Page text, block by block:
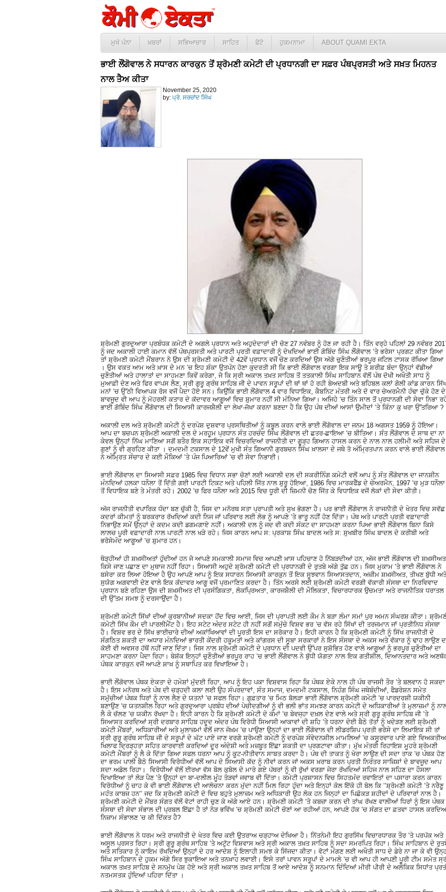
ਮੁਖੱ ਪੰਨਾ ਖ਼ਬਰਾਂ ਸਭਿਆਚਾਰ ਸਾਹਿਤ ਫੋਟੋ ਹੁਕਮਨਾਮਾ ABOUT QUAMI EKTA
ਭਾਈ ਲੌਂਗੋਵਾਲ ਨੇ ਸਧਾਰਨ ਕਾਰਕੁਨ ਤੋਂ ਸ਼੍ਰੋਮਣੀ ਕਮੇਟੀ ਦੀ ਪ੍ਰਧਾਨਗੀ ਦਾ ਸਫ਼ਰ ਪੰਥਪ੍ਰਸਤੀ ਅਤੇ ਸਖ਼ਤ ਮਿਹਨਤ
ਨਾਲ ਤੈਅ ਕੀਤਾ
November 25, 2020
by: ਪ੍ਰੋ. ਸਰਚਾਂਦ ਸਿੰਘ
ਸ਼੍ਰੋਮਣੀ ਗੁਰਦੁਆਰਾ ਪ੍ਰਬੰਧਕ ਕਮੇਟੀ ਦੇ ਅਗਲੇ ਪ੍ਰਧਾਨ ਅਤੇ ਅਹੁਦੇਦਾਰਾਂ ਦੀ ਚੋਣ 27 ਨਵੰਬਰ ਨੂੰ ਹੋਣ ਜਾ ਰਹੀ ਹੈ। ਤਿੰਨ ਵਰ੍ਹੇ ਪਹਿਲਾਂ 29 ਨਵੰਬਰ
ਨੂੰ ਜਦ ਅਕਾਲੀ ਹਾਈ ਕਮਾਨ ਵੱਲੋਂ ਪੰਥਪ੍ਰਸਤੀ ਅਤੇ ਪਾਰਟੀ ਪ੍ਰਤੀ ਵਫ਼ਾਦਾਰੀ ਨੂੰ ਦੇਖਦਿਆਂ ਭਾਈ ਗੋਬਿੰਦ ਸਿੰਘ ਲੌਂਗੋਵਾਲ ’ਤੇ ਭਰੋਸਾ ਪ੍ਰਗਟ ਕੀਤਾ ਗਿਆ
ਤਾਂ ਸ਼੍ਰੋਮਣੀ ਕਮੇਟੀ ਮੈਂਬਰਾਨ ਨੇ ਉਸ ਦੀ ਸ਼੍ਰੋਮਣੀ ਕਮੇਟੀ ਦੇ 42ਵੇਂ ਪ੍ਰਧਾਨ ਵਜੋਂ ਚੋਣ ਕਰਦਿਆਂ ਉਸ ਅੱਗੇ ਚੁਣੌਤੀਆਂ ਭਰਪੂਰ ਜਟਿਲ ਟਾਸਕ ਰੱਖਿਆ ਗਿਆ
। ਉਸ ਵਕਤ ਆਮ ਅਤੇ ਖ਼ਾਸ ਦੇ ਮਨ ’ਚ ਇਹ ਸ਼ੰਕਾ ਉਤਪੰਨ ਹੋਣਾ ਕੁਦਰਤੀ ਸੀ ਕਿ ਭਾਈ ਲੌਂਗੋਵਾਲ ਵਰਗਾ ਇਕ ਸਾਊ ਤੇ ਸ਼ਰੀਫ਼ ਬੰਦਾ ਉਨ੍ਹਾਂ ਵੱਡੀਆਂ
ਚੁਣੌਤੀਆਂ ਅਤੇ ਹਾਲਾਤਾਂ ਦਾ ਸਾਹਮਣਾ ਕਿਵੇਂ ਕਰੇਗਾ, ਜੋ ਕਿ ਸ੍ਰੀ ਅਕਾਲ ਤਖ਼ਤ ਸਾਹਿਬ ਤੋਂ ਤਤਕਾਲੀ ਸਿੰਘ ਸਾਹਿਬਾਨ ਵੱਲੋਂ ਪੰਥ ਦੋਖੀ ਅਖੌਤੀ ਸਾਧ ਨੂੰ
ਮੁਆਫ਼ੀ ਦੇਣ ਅਤੇ ਫਿਰ ਵਾਪਸ ਲੈਣ, ਸ੍ਰੀ ਗੁਰੂ ਗ੍ਰੰਥ ਸਾਹਿਬ ਜੀ ਦੇ ਪਾਵਨ ਸਰੂਪਾਂ ਦੀ ਥਾਂ ਥਾਂ ਹੋ ਰਹੀ ਬੇਅਦਬੀ ਅਤੇ ਬਹਿਬਲ ਕਲਾਂ ਗੋਲੀ ਕਾਂਡ ਕਾਰਨ
ਮਨਾਂ ’ਚ ਉੱਠੀ ਵਿਆਪਕ ਰੋਸ ਵਜੋਂ ਪੈਦਾ ਹੋਏ ਸਨ। ਕਿਉਂਕਿ ਭਾਈ ਲੌਂਗੋਵਾਲ 4 ਵਾਰ ਵਿਧਾਇਕ, ਕੈਬਨਿਟ ਮੰਤਰੀ ਅਤੇ ਦੋ ਵਾਰ ਚੇਅਰਮੈਨੀ ਹੰਢਾ ਚੁੱਕੇ ਹੋਣ ਦੇ
ਬਾਵਜੂਦ ਵੀ ਆਪ ਨੂੰ ਮੋਹਰਲੀ ਕਤਾਰ ਦੇ ਕੱਦਾਵਰ ਆਗੂਆਂ ਵਿਚ ਸ਼ੁਮਾਰ ਨਹੀਂ ਸੀ ਮੰਨਿਆ ਗਿਆ। ਅਜਿਹੇ ’ਚ ਤਿੰਨ ਸਾਲ ਤੋਂ ਪ੍ਰਧਾਨਗੀ ਦੀ ਸੇਵਾ ਨਿਭਾ
ਭਾਈ ਗੋਬਿੰਦ ਸਿੰਘ ਲੌਂਗੋਵਾਲ ਦੀ ਸਿਆਸੀ ਕਾਰਜਸ਼ੈਲੀ ਦਾ ਲੇਖਾ-ਜੋਖਾ ਕਰਨਾ ਬਣਦਾ ਹੈ ਕਿ ਉਹ ਪੰਥ ਦੀਆਂ ਆਸਾਂ ਉਮੀਦਾਂ ’ਤੇ ਕਿੰਨਾ ਕੁ ਖਰਾ ਉੱਤਰਿਆ ?
ਅਕਾਲੀ ਦਲ ਅਤੇ ਸ਼੍ਰੋਮਣੀ ਕਮੇਟੀ ਨੂੰ ਦਰਪੇਸ਼ ਦੁਸ਼ਵਾਰ ਪ੍ਰਸਥਿਤੀਆਂ ਨੂੰ ਕਬੂਲ ਕਰਨ ਵਾਲੇ ਭਾਈ ਲੌਂਗੋਵਾਲ ਦਾ ਜਨਮ 18 ਅਗਸਤ 1959 ਨੂੰ ਹੋਇਆ।
ਆਪ ਦਾ ਬਚਪਨ ਸ਼੍ਰੋਮਣੀ ਅਕਾਲੀ ਦਲ ਦੇ ਮਰਹੂਮ ਪ੍ਰਧਾਨ ਸੰਤ ਹਰਚੰਦ ਸਿੰਘ ਲੌਂਗੋਵਾਲ ਦੀ ਛਤਰ-ਛਾਇਆ ’ਚ ਬੀਤਿਆ। ਸੰਤ ਲੌਂਗੋਵਾਲ ਦੇ ਸਾਥ ਦਾ ਨਾ
ਕੇਵਲ ਉਨ੍ਹਾਂ ਨਿੱਘ ਮਾਣਿਆ ਸਗੋਂ ਬਤੌਰ ਇਕ ਸਹਾਇਕ ਵਜੋਂ ਵਿਚਰਦਿਆਂ ਰਾਜਨੀਤੀ ਦਾ ਗੂੜ੍ਹ ਗਿਆਨ ਹਾਸਲ ਕਰਨ ਦੇ ਨਾਲ ਨਾਲ ਹਲੀਮੀ ਅਤੇ ਸਹਿਜ ਦੇ
ਗੁਣਾਂ ਨੂੰ ਵੀ ਗ੍ਰਹਿਣ ਕੀਤਾ । ਦਮਦਮੀ ਟਕਸਾਲ ਦੇ 12ਵੇਂ ਮੁਖੀ ਸੰਤ ਗਿਆਨੀ ਗੁਰਬਚਨ ਸਿੰਘ ਖ਼ਾਲਸਾ ਦੇ ਜਥੇ ਤੋ ਅੰਮ੍ਰਿਤਪਾਨ ਕਰਨ ਵਾਲੇ ਭਾਈ ਲੌਂਗੋਵਾਲ
ਨੇ ਅੰਮ੍ਰਿਤ ਸੰਚਾਰ ਦੇ ਕਈ ਮੌਕਿਆਂ ’ਤੇ ਪੰਜ ਪਿਆਰਿਆਂ ’ਚ ਵੀ ਸੇਵਾ ਨਿਭਾਈ।
ਭਾਈ ਲੌਂਗੋਵਾਲ ਦਾ ਸਿਆਸੀ ਸਫ਼ਰ 1985 ਵਿਚ ਵਿਧਾਨ ਸਭਾ ਚੋਣਾਂ ਲਈ ਅਕਾਲੀ ਦਲ ਦੀ ਸਕਰੀਨਿੰਗ ਕਮੇਟੀ ਵਲੋਂ ਆਪ ਨੂੰ ਸੰਤ ਲੌਂਗੋਵਾਲ ਦਾ ਜਾਨਸ਼ੀਨ
ਮੰਨਦਿਆਂ ਹਲਕਾ ਧਨੌਲਾ ਤੋਂ ਦਿੱਤੀ ਗਈ ਪਾਰਟੀ ਟਿਕਟ ਅਤੇ ਪਹਿਲੀ ਜਿੱਤ ਨਾਲ ਸ਼ੁਰੂ ਹੋਇਆ, 1986 ਵਿਚ ਮਾਰਕਫੈੱਡ ਦੇ ਚੇਅਰਮੈਨ, 1997 ’ਚ ਮੁੜ ਧਨੌਲਾ
ਤੋਂ ਵਿਧਾਇਕ ਬਣੇ ਤੇ ਮੰਤਰੀ ਰਹੇ। 2002 ’ਚ ਫਿਰ ਧਨੌਲਾ ਅਤੇ 2015 ਵਿਚ ਧੂਰੀ ਦੀ ਜ਼ਿਮਨੀ ਚੋਣ ਜਿੱਤ ਕੇ ਵਿਧਾਇਕ ਵਜੋਂ ਲੋਕਾਂ ਦੀ ਸੇਵਾ ਕੀਤੀ।
ਅੱਜ ਰਾਜਨੀਤੀ ਵਪਾਰਿਕ ਧੰਦਾ ਬਣ ਚੁੱਕੀ ਹੈ, ਜਿਸ ਦਾ ਮਨੋਰਥ ਸਤਾ ਪ੍ਰਾਪਤੀ ਅਤੇ ਸੁਖ ਭੋਗਣਾ ਹੈ। ਪਰ ਭਾਈ ਲੌਂਗੋਵਾਲ ਨੇ ਰਾਜਨੀਤੀ ਦੇ ਖੇਤਰ ਵਿਚ ਸਵੱਛ
ਕਦਰਾਂ ਕੀਮਤਾਂ ਨੂੰ ਬਰਕਰਾਰ ਰੱਖਦਿਆਂ ਕਦੀ ਨਿਜ ਜਾਂ ਪਰਿਵਾਰ ਲਈ ਲੋਭ ਨੂੰ ਆਪਣੇ ’ਤੇ ਭਾਰੂ ਨਹੀਂ ਹੋਣ ਦਿੱਤਾ। ਪੰਥ ਅਤੇ ਪਾਰਟੀ ਪ੍ਰਤੀ ਵਫ਼ਾਦਾਰੀ
ਨਿਭਾਉਣ ਸਮੇਂ ਉਨ੍ਹਾਂ ਦੇ ਕਦਮ ਕਦੀ ਡਗਮਗਾਏ ਨਹੀਂ। ਅਕਾਲੀ ਦਲ ਨੂੰ ਜਦ ਵੀ ਕਦੀ ਸੰਕਟ ਦਾ ਸਾਹਮਣਾ ਕਰਨਾ ਪਿਆ ਭਾਈ ਲੌਂਗੋਵਾਲ ਬਿਨਾ ਕਿਸੇ
ਲਾਲਚ ਪੂਰੀ ਵਫ਼ਾਦਾਰੀ ਨਾਲ ਪਾਰਟੀ ਨਾਲ ਖੜੇ ਰਹੇ। ਜਿਸ ਕਾਰਨ ਆਪ ਸ: ਪ੍ਰਕਾਸ਼ ਸਿੰਘ ਬਾਦਲ ਅਤੇ ਸ: ਸੁਖਬੀਰ ਸਿੰਘ ਬਾਦਲ ਦੇ ਕਰੀਬੀ ਅਤੇ
ਭਰੋਸੇਮੰਦ ਆਗੂਆਂ ’ਚ ਸ਼ੁਮਾਰ ਹਨ।
ਥੋੜ੍ਹੀਆਂ ਹੀ ਸ਼ਖ਼ਸੀਅਤਾਂ ਹੁੰਦੀਆਂ ਹਨ ਜੋ ਆਪਣੇ ਸਮਕਾਲੀ ਸਮਾਜ ਵਿਚ ਆਪਣੀ ਖ਼ਾਸ ਪਹਿਚਾਣ ਹੋ ਨਿੱਬੜਦੀਆਂ ਹਨ, ਅੱਜ ਭਾਈ ਲੌਂਗੋਵਾਲ ਦੀ ਸ਼ਖ਼ਸੀਅਤ
ਕਿਸੇ ਜਾਣ ਪਛਾਣ ਦਾ ਮੁਥਾਜ ਨਹੀਂ ਰਿਹਾ। ਸਿਆਸੀ ਅਹੁਦੇ ਸ਼੍ਰੋਮਣੀ ਕਮੇਟੀ ਦੀ ਪ੍ਰਧਾਨਗੀ ਦੇ ਰੁਤਬੇ ਅੱਗੇ ਤੁੱਛ ਹਨ। ਜਿਸ ਮੁਕਾਮ ’ਤੇ ਭਾਈ ਲੌਂਗੋਵਾਲ ਨੇ
ਬਸੇਰਾ ਕਰ ਲਿਆ ਹੋਇਆ ਹੈ ਉਹ ਆਪਣੇ ਆਪ ਨੂੰ ਇਕ ਸਧਾਰਨ ਸਿਆਸੀ ਕਾਰਕੁਨ ਤੋਂ ਇਕ ਸੂਝਵਾਨ ਸਿਆਸਤਦਾਨ, ਅਜ਼ੀਮ ਸ਼ਖ਼ਸੀਅਤ, ਤੀਖਣ ਬੁੱਧੀ
ਸੁਯੋਗ ਅਗਵਾਈ ਦੇਣ ਵਾਲੇ ਇਕ ਕੱਦਾਵਰ ਆਗੂ ਵਜੋਂ ਪ੍ਰਮਾਣਿਤ ਕਰਦਾ ਹੈ। ਤਿੰਨ ਅਰਸੇ ਲਈ ਸ਼੍ਰੋਮਣੀ ਕਮੇਟੀ ਵਰਗੀ ਵੱਕਾਰੀ ਸੰਸਥਾ ਦਾ ਨਿਰਵਿਵਾਦ
ਪ੍ਰਧਾਨ ਬਣੇ ਰਹਿਣਾ ਉਸ ਦੀ ਸ਼ਖ਼ਸੀਅਤ ਦੀ ਪ੍ਰਸੰਗਿਕਤਾ, ਲੋਕਪ੍ਰਿਅਤਾ, ਕਾਰਜਸ਼ੈਲੀ ਦੀ ਮੌਲਿਕਤਾ, ਵਿਚਾਰਧਾਰਕ ਉਚਮਤਾ ਅਤੇ ਰਾਜਨੀਤਿਕ ਧਰਾਤਲ
ਦੀ ਉੱਤਮ ਸਮਝ ਨੂੰ ਦਰਸਾਉਂਦਾ ਹੈ।
ਸ਼੍ਰੋਮਣੀ ਕਮੇਟੀ ਸਿੱਖਾਂ ਦੀਆਂ ਕੁਰਬਾਨੀਆਂ ਸਦਕਾ ਹੋਂਦ ਵਿਚ ਆਈ, ਜਿਸ ਦੀ ਪ੍ਰਾਪਤੀ ਲਈ ਕੌਮ ਨੇ ਬੜਾ ਲੰਮਾ ਸਮਾਂ ਪੁਰ ਅਮਨ ਸੰਘਰਸ਼ ਕੀਤਾ।
ਕਮੇਟੀ ਸਿੱਖ ਕੌਮ ਦੀ ਪਾਰਲੀਮੈਂਟ ਹੈ। ਇਹ ਸਟੇਟ ਅੰਦਰ ਸਟੇਟ ਹੀ ਨਹੀਂ ਸਗੋਂ ਸਮੁੱਚੇ ਵਿਸ਼ਵ ਭਰ ’ਚ ਵੱਸ ਰਹੇ ਸਿੱਖਾਂ ਦੀ ਤਰਜਮਾਨ ਜਾਂ ਪ੍ਰਤੀਨਿਧ ਸੰਸਥਾ
ਹੈ। ਵਿਸ਼ਵ ਭਰ ਦੇ ਸਿੱਖ ਭਾਈਚਾਰੇ ਦੀਆਂ ਅਕਾਂਖਿਆਵਾਂ ਦੀ ਪੂਰਤੀ ਇਸ ਦਾ ਸਰੋਕਾਰ ਹੈ। ਇਹੀ ਕਾਰਨ ਹੈ ਕਿ ਸ਼੍ਰੋਮਣੀ ਕਮੇਟੀ ਨੂੰ ਸਿੱਖ ਰਾਜਨੀਤੀ ਦੇ
ਸੰਗਠਿਤ ਸ਼ਕਤੀ ਦਾ ਅਧਾਰ ਮੰਨਦਿਆਂ ਭਾਰਤੀ ਕੇਂਦਰੀ ਹਕੂਮਤਾਂ ਅਤੇ ਕਾਂਗਰਸ ਦੀ ਸੂਬਾ ਸਰਕਾਰਾਂ ਨੇ ਇਸ ਸੰਸਥਾ ਦੇ ਅਕਸ ਅਤੇ ਵੱਕਾਰ ਨੂੰ ਢਾਹ ਲਾਉਣ
ਕੋਈ ਵੀ ਅਵਸਰ ਹੱਥੋਂ ਨਹੀਂ ਜਾਣ ਦਿੱਤਾ। ਜਿਸ ਨਾਲ ਸ਼੍ਰੋਮਣੀ ਕਮੇਟੀ ਦੇ ਪ੍ਰਧਾਨ ਦੀ ਪਦਵੀ ਉੱਪਰ ਸੁਸ਼ੋਭਿਤ ਹੋਣ ਵਾਲੇ ਆਗੂਆਂ ਨੂੰ ਭਰਪੂਰ ਚੁਣੌਤੀਆਂ ਦਾ
ਸਾਹਮਣਾ ਕਰਨਾ ਪੈਦਾ ਰਿਹਾ। ਬੇਸ਼ੱਕ ਇਨ੍ਹਾਂ ਚੁਣੌਤੀਆਂ ਭਰਪੂਰ ਰਾਹ ’ਚ ਭਾਈ ਲੌਂਗੋਵਾਲ ਨੇ ਬੁੱਧੀ ਯੋਗਤਾ ਨਾਲ ਇਕ ਗਤੀਸ਼ੀਲ, ਦਿਆਨਤਦਾਰ ਅਤੇ
ਪੰਥਕ ਕਾਰਕੁਨ ਵਜੋਂ ਆਪਣੇ ਸ਼ਾਖ਼ ਨੂੰ ਸਥਾਪਿਤ ਕਰ ਵਿਖਾਇਆ ਹੈ।
ਭਾਈ ਲੌਂਗੋਵਾਲ ਪੰਥਕ ਏਕਤਾ ਦੇ ਹਮੇਸ਼ਾਂ ਮੁੱਦਈ ਰਿਹਾ, ਆਪ ਨੂੰ ਇਹ ਪਕਾ ਵਿਸ਼ਵਾਸ ਰਿਹਾ ਕਿ ਪੰਥਕ ਏਕੇ ਨਾਲ ਹੀ ਪੰਥ ਰਾਜਸੀ ਤੌਰ ’ਤੇ ਬਲਵਾਨ ਹੋ ਸਕਦਾ
ਹੈ। ਇਸ ਮਨੋਰਥ ਅਤੇ ਪੰਥ ਦੀ ਚੜ੍ਹਦੀ ਕਲਾ ਲਈ ਉਹ ਸੰਪਰਦਾਵਾਂ, ਸੰਤ ਸਮਾਜ, ਦਮਦਮੀ ਟਕਸਾਲ, ਨਿਹੰਗ ਸਿੰਘ ਜਥੇਬੰਦੀਆਂ, ਫੈਡਰੇਸ਼ਨ ਸਮੇਤ
ਸਮੁੱਚੀਆਂ ਪੰਥਕ ਧਿਰਾਂ ਨੂੰ ਨਾਲ ਲੈਣ ਦੇ ਯਤਨਾਂ ’ਚ ਸਫਲ ਰਿਹਾ। ਗੁਫ਼ਤਾਰ ’ਚ ਮਿਠ ਬੋਲੜਾ ਭਾਈ ਲੌਂਗੋਵਾਲ ਸ਼੍ਰੋਮਣੀ ਕਮੇਟੀ ’ਚ ਪਾਰਦਰਸ਼ੀ ਯਕੀਨੀ
ਬਣਾਉਣ ’ਚ ਯਤਨਸ਼ੀਲ ਰਿਹਾ ਅਤੇ ਗੁਰਦੁਆਰਾ ਪ੍ਰਬੰਧ ਦੀਆਂ ਪੇਚੀਦਗੀਆਂ ਨੂੰ ਵੀ ਭਲੀ ਭਾਂਤ ਸਮਝਣ ਕਾਰਨ ਕਮੇਟੀ ਦੇ ਅਧਿਕਾਰੀਆਂ ਤੇ ਮੁਲਾਜ਼ਮਾਂ ਨੂੰ
ਲੈ ਕੇ ਚੱਲਣ ’ਚ ਯਕੀਨ ਰੱਖਦਾ ਹੈ। ਇਹੀ ਕਾਰਨ ਹੈ ਕਿ ਸ਼੍ਰੋਮਣੀ ਕਮੇਟੀ ਦੇ ਕੰਮਾਂ ’ਚ ਬੇਵਜ੍ਹਾ ਦਖ਼ਲ ਦੇਣ ਵਾਲੇ ਅਤੇ ਸ੍ਰੀ ਗੁਰੂ ਗ੍ਰੰਥ ਸਾਹਿਬ ਜੀ ’ਤੇ
ਸਿਆਸਤ ਕਰਦਿਆਂ ਸ੍ਰੀ ਦਰਬਾਰ ਸਾਹਿਬ ਹਦੂਦ ਅੰਦਰ ਪੰਥ ਵਿਰੋਧੀ ਸਿਆਸੀ ਆਕਾਵਾਂ ਦੀ ਸ਼ਹਿ ’ਤੇ ਧਰਨਾ ਦੇਈ ਬੈਠੇ ਤੱਤਾਂ ਨੂੰ ਖਦੇੜਣ ਲਈ ਸ਼੍ਰੋਮਣੀ
ਕਮੇਟੀ ਮੈਂਬਰਾਂ, ਅਧਿਕਾਰੀਆਂ ਅਤੇ ਮੁਲਾਜ਼ਮਾਂ ਵੱਲੋਂ ਜਾਨ ਜੋਖ਼ਮ ’ਚ ਪਾਉਣਾ ਉਨ੍ਹਾਂ ਦਾ ਭਾਈ ਲੌਂਗੋਵਾਲ ਦੀ ਲੀਡਰਸ਼ਿਪ ਪ੍ਰਤੀ ਭਰੋਸੇ ਦਾ ਲਿਖਾਇਕ ਸੀ ਤਾਂ
ਸ੍ਰੀ ਗੁਰੂ ਗ੍ਰੰਥ ਸਾਹਿਬ ਜੀ ਦੇ ਸਰੂਪਾਂ ਦੇ ਘੱਟ ਪਾਏ ਜਾਣ ਵਰਗੇ ਸ਼੍ਰੋਮਣੀ ਕਮੇਟੀ ਨੂੰ ਦਰਪੇਸ਼ ਸੰਵੇਦਨਸ਼ੀਲ ਮਾਮਲਿਆਂ ’ਚ ਕਸੂਰਵਾਰ ਪਾਏ ਗਏ
ਖਿਲਾਫ ਦ੍ਰਿੜ੍ਹਤਾ ਸਹਿਤ ਕਾਰਵਾਈ ਕਰਦਿਆਂ ਦੂਰ ਅੰਦੇਸ਼ੀ ਅਤੇ ਮਜ਼ਬੂਤ ਇੱਛਾ ਸ਼ਕਤੀ ਦਾ ਪ੍ਰਗਟਾਵਾ ਕੀਤਾ। ਮੁੱਖ ਮੰਤਰੀ ਰਿਹਾਇਸ਼ ਮੂਹਰੇ ਸ਼੍ਰੋਮਣੀ
ਕਮੇਟੀ ਮੈਂਬਰਾਂ ਨੂੰ ਲੈ ਕੇ ਦਿੱਤਾ ਗਿਆ ਸਫਲ ਧਰਨਾ ਆਪ ਨੂੰ ਕੂਟ-ਨੀਤੀਵਾਨ ਸਾਬਤ ਕਰਦਾ ਹੈ। ਪੰਥ ਦੀ ਤਾਕਤ ਨੂੰ ਖੋਰਾ ਲਾਉਣ ਦੀ ਸਦਾ ਤਾਕ ’ਚ ਪੰਥਕ ਹੋਣ
ਦਾ ਭਰਮ ਪਾਲੀ ਬੈਠੇ ਸਿਆਸੀ ਵਿਰੋਧੀਆਂ ਵੱਲੋਂ ਆਪ ਦੇ ਸਿਆਸੀ ਕੱਦ ਨੂੰ ਨੀਵਾਂ ਕਰਨ ਜਾਂ ਅਕਸ ਖ਼ਰਾਬ ਕਰਨ ਪ੍ਰਤੀ ਨਿਰੰਤਰ ਸਾਜ਼ਿਸ਼ਾਂ ਦੇ ਬਾਵਜੂਦ ਆਪ
ਸਦਾ ਅਡੋਲ ਰਿਹਾ। ਵਿਰੋਧੀਆਂ ਵੱਲੋਂ ਈਰਖਾ ਵੱਸ ਬੋਲ ਕੁਬੋਲ ਦੇ ਮਾਰੇ ਗਏ ਪੱਥਰਾਂ ਨੂੰ ਵੀ ਰੁੱਖਾਂ ਵਰਗਾ ਜੇਰਾ ਰੱਖਦਿਆਂ ਸਹਿਜ ਨਾਲ ਸਹਿਣ ਦਾ ਹੌਸਲਾ
ਦਿਖਾਇਆ ਤਾਂ ਲੋੜ ਪੈਣ ’ਤੇ ਉਨ੍ਹਾਂ ਦਾ ਬਾ-ਦਲੀਲ ਮੂੰਹ ਤੋੜਵਾਂ ਜਵਾਬ ਵੀ ਦਿੱਤਾ। ਕਮੇਟੀ ਪ੍ਰਸ਼ਾਸਨ ਵਿਚ ਸਿਹਤਮੰਦ ਰਵਾਇਤਾਂ ਦਾ ਪਸਾਰਾ ਕਰਨ ਕਾਰਨ
ਵਿਰੋਧੀਆਂ ਨੂੰ ਚਾਹ ਕੇ ਵੀ ਭਾਈ ਲੌਂਗੋਵਾਲ ਦੀ ਆਲੋਚਨਾ ਕਰਨ ਮੁੱਦਾ ਨਹੀਂ ਮਿਲ ਰਿਹਾ ਹੁੰਦਾ ਅਤੇ ਇਨ੍ਹਾਂ ਕੋਲ ਇੱਕੋ ਹੀ ਬੋਲ ਕਿ ’’ਸ਼੍ਰੋਮਣੀ ਕਮੇਟੀ ’ਤੇ ਨਰੈਣੂ
ਮਹੰਤ ਕਾਬਜ਼ ਹਨ’’ ਜਦ ਕਿ ਸ਼੍ਰੋਮਣੀ ਕਮੇਟੀ ਦੇ ਵਿਚ ਬਹੁਤੇ ਮੁਲਾਜ਼ਮ ਅਤੇ ਅਧਿਕਾਰੀ ਉਹ ਲੋਕ ਹਨ ਜਿਨ੍ਹਾਂ ਦਾ ਪਿਛੋਕੜ ਸ਼ਹੀਦਾਂ ਦੇ ਪਰਿਵਾਰਾਂ ਨਾਲ ਹੈ।
ਸ਼੍ਰੋਮਣੀ ਕਮੇਟੀ ਦੇ ਮੈਂਬਰ ਸੰਗਤ ਵੱਲੋਂ ਵੋਟਾਂ ਰਾਹੀ ਚੁਣ ਕੇ ਅੱਗੇ ਆਏ ਹਨ। ਸ਼੍ਰੋਮਣੀ ਕਮੇਟੀ ’ਤੇ ਕਬਜ਼ਾ ਕਰਨ ਦੀ ਤਾਂਘ ਰੱਖਣ ਵਾਲੀਆਂ ਧਿਰਾਂ ਨੂੰ ਇਸ ਪੰਥਕ
ਸੰਸਥਾ ਦੀ ਸੇਵਾ ਸੰਭਾਲ ਦੀ ਪ੍ਰਬਲ ਇੱਛਾ ਹੈ ਤਾਂ ਨੇੜ ਭਵਿੱਖ ’ਚ ਸ਼੍ਰੋਮਣੀ ਕਮੇਟੀ ਚੋਣਾਂ ਆ ਰਹੀਆਂ ਹਨ, ਆਪਣੇ ਹੱਕ ’ਚ ਸੰਗਤ ਦਾ ਫ਼ਤਵਾ ਹਾਸਲ
ਨਿਜ਼ਾਮ ਸੰਭਾਲਣ ’ਚ ਕੀ ਦਿੱਕਤ ਹੈ?
ਭਾਈ ਲੌਂਗੋਵਾਲ ਨੇ ਧਰਮ ਅਤੇ ਰਾਜਨੀਤੀ ਦੇ ਖੇਤਰ ਵਿਚ ਕਈ ਉਤਰਾਅ ਚੜ੍ਹਾਅ ਦੇਖਿਆ ਹੈ। ਨਿੱਤਨੇਮੀ ਇਹ ਗੁਰਸਿੱਖ ਵਿਚਾਰਧਾਰਕ ਤੌਰ ’ਤੇ ਪਰਪੱਕ ਅਤੇ
ਅਸੂਲ ਪ੍ਰਸਤ ਰਿਹਾ। ਸ੍ਰੀ ਗੁਰੂ ਗ੍ਰੰਥ ਸਾਹਿਬ ’ਤੇ ਅਟੁੱਟ ਵਿਸ਼ਵਾਸ ਅਤੇ ਸ੍ਰੀ ਅਕਾਲ ਤਖ਼ਤ ਸਾਹਿਬ ਨੂੰ ਸਦਾ ਸਮਰਪਿਤ ਰਿਹਾ। ਸਿੰਘ ਸਾਹਿਬਾਨ ਦੇ
ਅਤੇ ਸਤਿਕਾਰ ਨੂੰ ਕਾਇਮ ਰੱਖਦਿਆਂ ਉਨ੍ਹਾਂ ਦੇ ਹਰ ਆਦੇਸ਼ ਨੂੰ ਇਲਾਹੀ ਸਮਝ ਕੇ ਸਿੱਜਦਾ ਕੀਤਾ। ਵੋਟਾਂ ਮੰਗਣ ਲਈ ਅਖੌਤੀ ਸਾਧ ਦੇ ਡੇਰੇ ਨਾ ਜਾ ਕੇ ਵੀ
ਸਿੰਘ ਸਾਹਿਬਾਨ ਦੇ ਹੁਕਮ ਅੱਗੇ ਸਿਰ ਝੁਕਾਇਆ ਅਤੇ ਤਨਖ਼ਾਹ ਲਵਾਈ। ਇਸੇ ਤਰਾਂ ਪਾਵਨ ਸਰੂਪਾਂ ਦੇ ਮਾਮਲੇ ’ਚ ਵੀ ਆਪ ਹੀ ਆਪਣੀ ਪੂਰੀ ਟੀਮ ਸਮੇਤ
ਅਕਾਲ ਤਖ਼ਤ ਸਾਹਿਬ ਦੇ ਸਨਮੁੱਖ ਪੇਸ਼ ਹੋਏ ਅਤੇ ਸ੍ਰੀ ਅਕਾਲ ਤਖ਼ਤ ਸਾਹਿਬ ਤੋਂ ਆਏ ਆਦੇਸ਼ ਨੂੰ ਸਨਮਾਨ ਦਿੰਦਿਆਂ ਮੀਰੀ ਪੀਰੀ ਦੇ ਅਲੌਕਿਕ ਸਿਧਾਂਤ
ਨਤਮਸਤਕ ਹੁੰਦਿਆਂ ਪਹਿਰਾ ਦਿੱਤਾ ।